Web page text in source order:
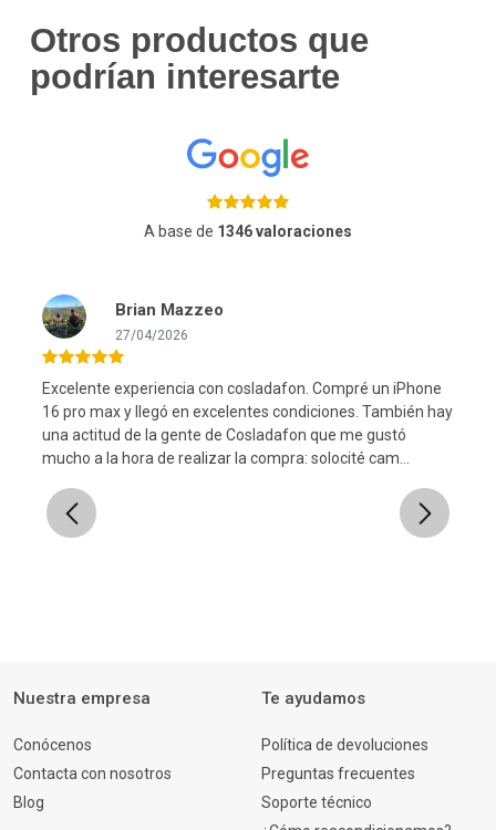
Otros productos que
podrían interesarte
A base de 1346 valoraciones
Previous
Brian Mazzeo
27/04/2026
Excelente experiencia con cosladafon. Compré un iPhone
16 pro max y llegó en excelentes condiciones. También hay
una actitud de la gente de Cosladafon que me gustó
mucho a la hora de realizar la compra: solocité cam...
Next
Nuestra empresa
Conócenos
Contacta con nosotros
Blog
Te ayudamos
Política de devoluciones
Preguntas frecuentes
Soporte técnico